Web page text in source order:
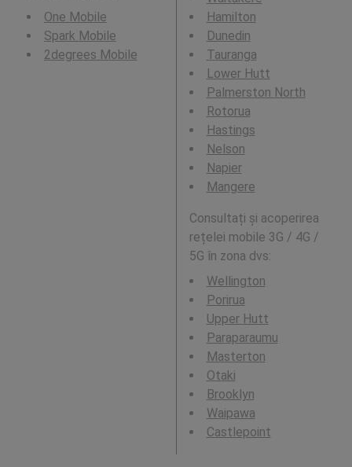
One Mobile
Spark Mobile
2degrees Mobile
Hamilton
Dunedin
Tauranga
Lower Hutt
Palmerston North
Rotorua
Hastings
Nelson
Napier
Mangere
Consultați și acoperirea
rețelei mobile 3G / 4G /
5G în zona dvs:
Wellington
Porirua
Upper Hutt
Paraparaumu
Masterton
Otaki
Brooklyn
Waipawa
Castlepoint